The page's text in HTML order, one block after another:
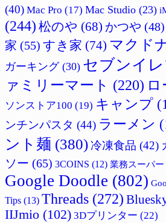
(40) Mac Pro (17) Mac Studio (23)
(244) 松のや (68) かつや (48)
家 (55) すき家 (74) マクド
ガーキング(30) セブンイ
ァミリーマート (220) ロ
ソンストア100 (19) キャンプ
ンチンパスタ (44) ラーメン
ント麺 (380)冷凍食品 (42)
ソー (65) 3COINS (12) 業務スーパー
Google Doodle (802)
Tips (13) Threads (272)
IIJmio (102) 3Dプリンター (22)